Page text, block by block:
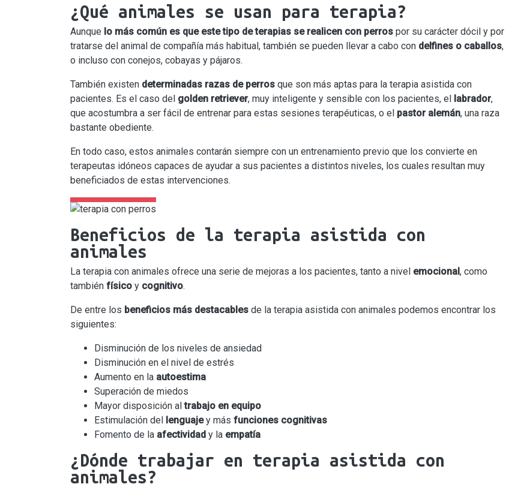
¿Qué animales se usan para terapia?
Aunque lo más común es que este tipo de terapias se realicen con perros por su carácter dócil y por
tratarse del animal de compañía más habitual, también se pueden llevar a cabo con delfines o caballos,
o incluso con conejos, cobayas y pájaros.
También existen determinadas razas de perros que son más aptas para la terapia asistida con
pacientes. Es el caso del golden retriever, muy inteligente y sensible con los pacientes, el labrador,
que acostumbra a ser fácil de entrenar para estas sesiones terapéuticas, o el pastor alemán, una raza
bastante obediente.
En todo caso, estos animales contarán siempre con un entrenamiento previo que los convierte en
terapeutas idóneos capaces de ayudar a sus pacientes a distintos niveles, los cuales resultan muy
beneficiados de estas intervenciones.
Beneficios de la terapia asistida con
animales
La terapia con animales ofrece una serie de mejoras a los pacientes, tanto a nivel emocional, como
también físico y cognitivo.
De entre los beneficios más destacables de la terapia asistida con animales podemos encontrar los
siguientes:
Disminución de los niveles de ansiedad
Disminución en el nivel de estrés
Aumento en la autoestima
Superación de miedos
Mayor disposición altrabajo en equipo
Estimulación del lenguajey más funciones cognitivas
Fomento de la afectividad y la empatía
¿Dónde trabajar en terapia asistida con
animales?